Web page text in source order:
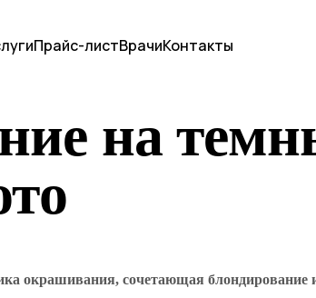
Прайс-листВрачиКонтакты
на
окрашивания, сочетающая блондирование